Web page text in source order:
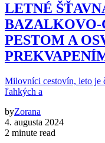
LETNÉ
PESTOM A
Milovníci cestovín, leto je
ľahkých a
byZorana
4. augusta 2024
2 minute read